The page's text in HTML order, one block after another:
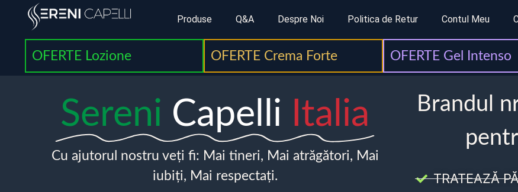
Produse Q&A Despre Noi Politica de Retur Contul Meu
OFERTE Lozione OFERTE Crema Forte OFERTE Gel Intenso
Sereni Capelli Italia
Cu ajutorul nostru veți fi: Mai tineri, Mai atrăgători, Mai
iubiți, Mai respectați.
Brandul
TRATEAZĂ